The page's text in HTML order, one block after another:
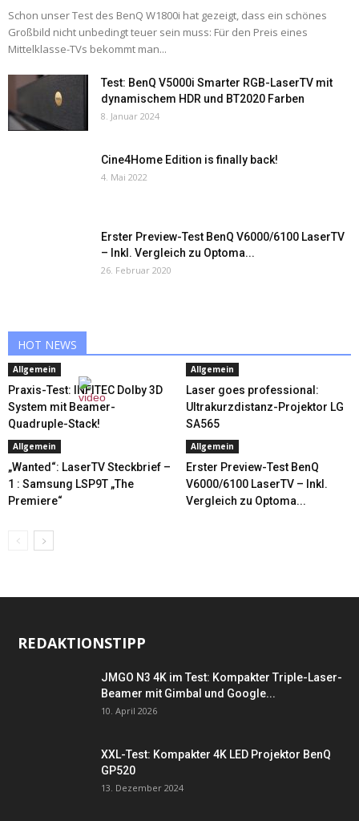
Schon unser Test des BenQ W1800i hat gezeigt, dass ein schönes
Großbild nicht unbedingt teuer sein muss: Für den Preis eines
Mittelklasse-TVs bekommt man...
Test: BenQ V5000i Smarter RGB-LaserTV mit
dynamischem HDR und BT2020 Farben
8. Januar 2024
Cine4Home Edition is finally back!
4. Mai 2022
Erster Preview-Test BenQ V6000/6100 LaserTV
– Inkl. Vergleich zu Optoma...
26. Februar 2020
HOT NEWS
Allgemein
Praxis-Test: INFITEC Dolby 3D
System mit Beamer-
Quadruple-Stack!
Allgemein
Laser goes professional:
Ultrakurzdistanz-Projektor LG
SA565
Allgemein
„Wanted“: LaserTV Steckbrief –
1 : Samsung LSP9T „The
Premiere“
Allgemein
Erster Preview-Test BenQ
V6000/6100 LaserTV – Inkl.
Vergleich zu Optoma...
REDAKTIONSTIPP
JMGO N3 4K im Test: Kompakter Triple-Laser-
Beamer mit Gimbal und Google...
10. April 2026
XXL-Test: Kompakter 4K LED Projektor BenQ
GP520
13. Dezember 2024